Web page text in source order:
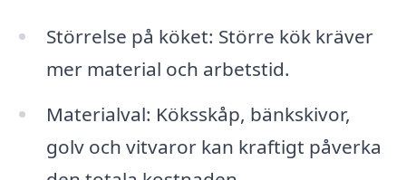
Störrelse på köket: Större kök kräver
mer material och arbetstid.
Materialval: Köksskåp, bänkskivor,
golv och vitvaror kan kraftigt påverka